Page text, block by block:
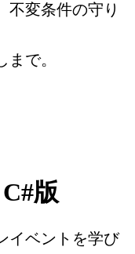
不変条件の守り
で。
版
イベントを学び